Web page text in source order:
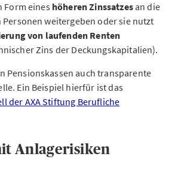
Form eines höheren Zinssatzesan die
weitergeben oder sie nutzt
von laufenden Renten
Zins der Deckungskapitalien).
Pensionskassen auch transparente
Ein Beispiel hierfür ist das
der AXA Stiftung Berufliche
Anlagerisiken